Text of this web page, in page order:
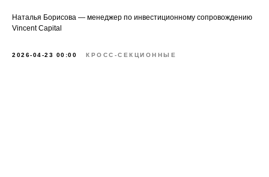
Наталья Борисова — менеджер по инвестиционному сопровождению
Vincent Capital
2026-04-23 00:00 КРОСС-СЕКЦИОННЫЕ